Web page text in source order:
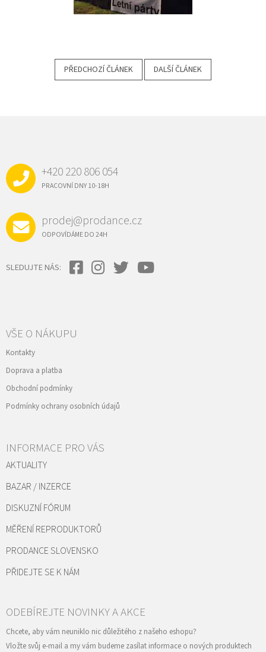
PŘEDCHOZÍ ČLÁNEK DALŠÍ ČLÁNEK
+420 220 806 054
PRACOVNÍ DNY 10-18H
prodej@prodance.cz
ODPOVÍDÁME DO 24H
SLEDUJTE NÁS:
VŠE O NÁKUPU
Kontakty
Doprava a platba
Obchodní podmínky
Podmínky ochrany osobních údajů
INFORMACE PRO VÁS
AKTUALITY
BAZAR / INZERCE
DISKUZNÍ FÓRUM
MĚŘENÍ REPRODUKTORŮ
PRODANCE SLOVENSKO
PŘIDEJTE SE K NÁM
Vložte svůj e-mail a my vám budeme zasílat informace o nových produktech